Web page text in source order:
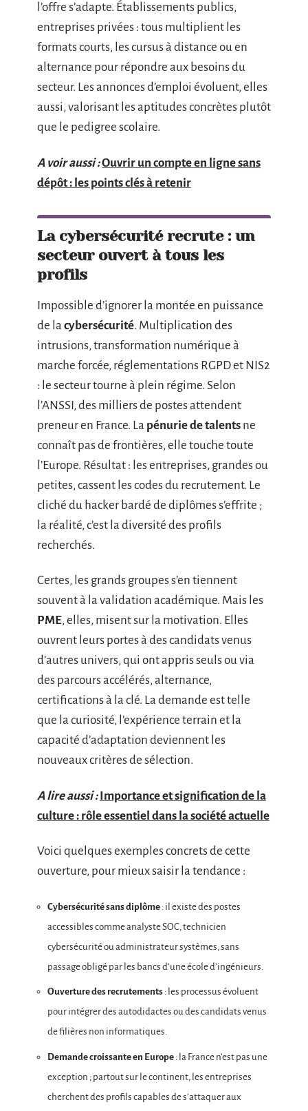
l’offre s’adapte. Établissements publics,
entreprises privées : tous multiplient les
formats courts, les cursus à distance ou en
alternance pour répondre aux besoins du
secteur. Les annonces d’emploi évoluent, elles
aussi, valorisant les aptitudes concrètes plutôt
que le pedigree scolaire.
A voir aussi :Ouvrir un compte en ligne sans
dépôt : les points clés à retenir
La cybersécurité recrute : un
secteur ouvert à tous les
profils
Impossible d’ignorer la montée en puissance
de la cybersécurité. Multiplication des
intrusions, transformation numérique à
marche forcée, réglementations RGPD et NIS2
: le secteur tourne à plein régime. Selon
l’ANSSI, des milliers de postes attendent
preneur en France. La pénurie de talents ne
connaît pas de frontières, elle touche toute
l’Europe. Résultat : les entreprises, grandes ou
petites, cassent les codes du recrutement. Le
cliché du hacker bardé de diplômes s’effrite ;
la réalité, c’est la diversité des profils
recherchés.
Certes, les grands groupes s’en tiennent
souvent à la validation académique. Mais les
PME, elles, misent sur la motivation. Elles
ouvrent leurs portes à des candidats venus
d’autres univers, qui ont appris seuls ou via
des parcours accélérés, alternance,
certifications à la clé. La demande est telle
que la curiosité, l’expérience terrain et la
capacité d’adaptation deviennent les
nouveaux critères de sélection.
A lire aussi : Importance et signification de la
culture : rôle essentiel dans la société actuelle
Voici quelques exemples concrets de cette
ouverture, pour mieux saisir la tendance :
Cybersécurité sans diplôme : il existe des postes
accessibles comme analyste SOC, technicien
cybersécurité ou administrateur systèmes, sans
passage obligé par les bancs d’une école d’ingénieurs.
Ouverture des recrutements : les processus évoluent
pour intégrer des autodidactes ou des candidats venus
de filières non informatiques.
Demande croissante en Europe : la France n’est pas une
exception ; partout sur le continent, les entreprises
cherchent des profils capables de s’attaquer aux